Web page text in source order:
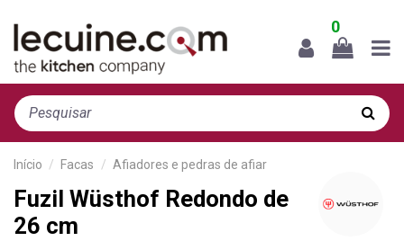
0
Início Facas Afiadores e pedras de afiar
Fuzil Wüsthof Redondo de
26 cm